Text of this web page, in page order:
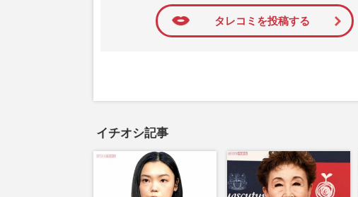
タレコミを投稿する
イチオシ記事